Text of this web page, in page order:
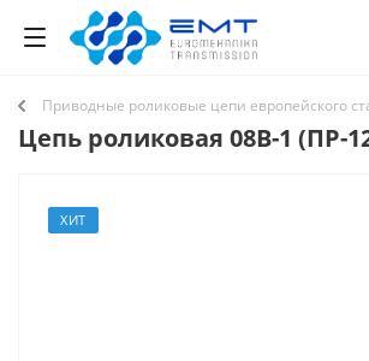
Приводные роликовые цепи европейского
Цепь роликовая 08B-1 (ПР-
ХИТ